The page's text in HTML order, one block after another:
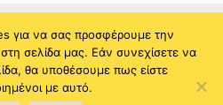
by NiTo Systematic S.A. All
reserved.
για να σας προσφέρουμε την
σελίδα μας. Εάν συνεχίσετε να
θα υποθέσουμε πως είστε
με αυτό.